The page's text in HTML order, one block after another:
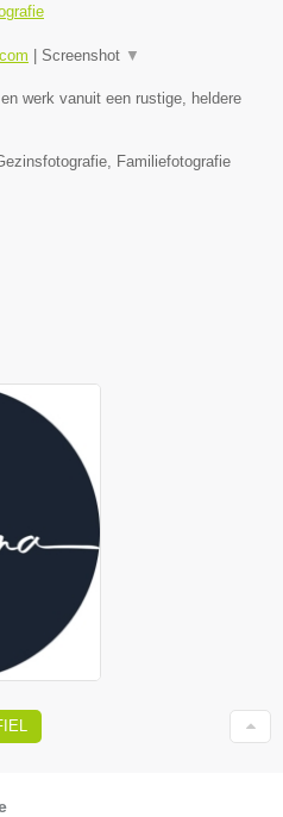
| Screenshot ▼
werk vanuit een rustige, heldere
Familiefotografie